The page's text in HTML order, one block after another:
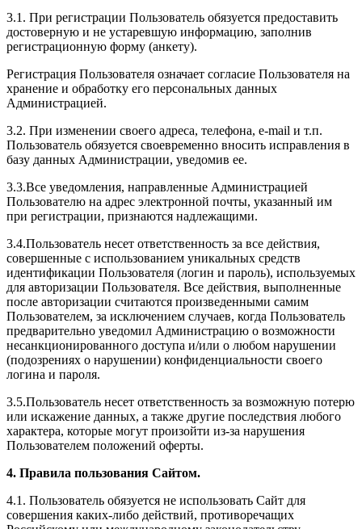
3.1. При регистрации Пользователь обязуется предоставить
достоверную и не устаревшую информацию, заполнив
регистрационную форму (анкету).
Регистрация Пользователя означает согласие Пользователя на
хранение и обработку его персональных данных
Администрацией.
3.2. При изменении своего адреса, телефона, e-mail и т.п.
Пользователь обязуется своевременно вносить исправления в
базу данных Администрации, уведомив ее.
3.3.Все уведомления, направленные Администрацией
Пользователю на адрес электронной почты, указанный им
при регистрации, признаются надлежащими.
3.4.Пользователь несет ответственность за все действия,
совершенные с использованием уникальных средств
идентификации Пользователя (логин и пароль), используемых
для авторизации Пользователя. Все действия, выполненные
после авторизации считаются произведенными самим
Пользователем, за исключением случаев, когда Пользователь
предварительно уведомил Администрацию о возможности
несанкционированного доступа и/или о любом нарушении
(подозрениях о нарушении) конфиденциальности своего
логина и пароля.
3.5.Пользователь несет ответственность за возможную потерю
или искажение данных, а также другие последствия любого
характера, которые могут произойти из-за нарушения
Пользователем положений оферты.
4. Правила пользования Сайтом.
4.1. Пользователь обязуется не использовать Сайт для
совершения каких-либо действий, противоречащих